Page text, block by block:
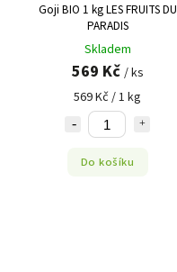
Goji BIO 1 kg LES FRUITS DU
PARADIS
Skladem
569 Kč / ks
569 Kč / 1 kg
Do košíku